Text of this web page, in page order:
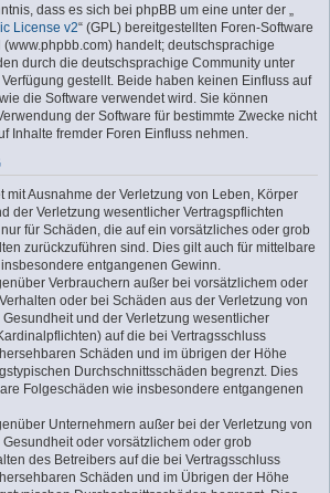
dass es sich bei phpBB um eine unter der „
License v2“ (GPL) bereitgestellten Foren-Software
handelt; deutschsprachige
durch die deutschsprachige Community unter
gestellt. Beide haben keinen Einfluss auf
die Software verwendet wird. Sie können
der Software für bestimmte Zwecke nicht
Inhalte fremder Foren Einfluss nehmen.
mit Ausnahme der Verletzung von Leben, Körper
der Verletzung wesentlicher Vertragspflichten
für Schäden, die auf ein vorsätzliches oder grob
zurückzuführen sind. Dies gilt auch für mittelbare
entgangenen Gewinn.
Verbrauchern außer bei vorsätzlichem oder
oder bei Schäden aus der Verletzung von
und der Verletzung wesentlicher
auf die bei Vertragsschluss
Schäden und im übrigen der Höhe
Durchschnittsschäden begrenzt. Dies
Folgeschäden wie insbesondere entgangenen
Unternehmern außer bei der Verletzung von
oder vorsätzlichem oder grob
des Betreibers auf die bei Vertragsschluss
Schäden und im Übrigen der Höhe